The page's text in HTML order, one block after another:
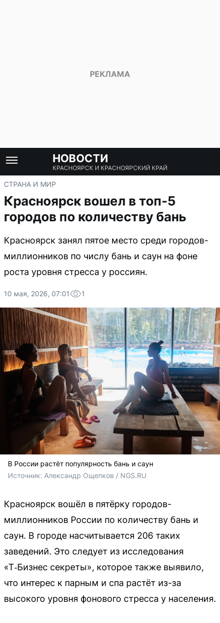
НОВОСТИ
КРАСНОЯРСК И КРАСНОЯРСКИЙ КРАЙ
СТРАНА И МИР
Красноярск вошел в топ-5
городов по количеству бань
Красноярск занял пятое место среди городов-
миллионников по числу бань и саун на фоне
роста уровня стресса у россиян.
10 мая, 2026, 07:01 1
В России растёт популярность бань и саун
Источник: Александр Ощепков / NGS.RU
Красноярск вошёл в пятёрку городов-
миллионников России по количеству бань и
саун. В городе насчитывается 206 таких
заведений. Это следует из исследования
«Т‑Бизнес секреты», которое также выявило,
что интерес к парным и спа растёт из-за
высокого уровня фонового стресса у населения.